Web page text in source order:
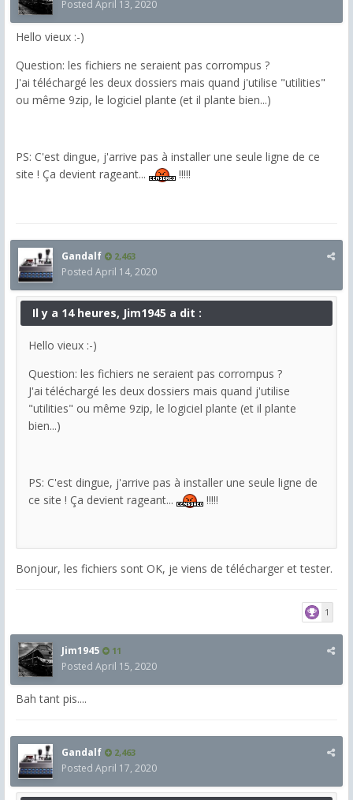
Posted April 13, 2020
Hello vieux :-)
Question: les fichiers ne seraient pas corrompus ?
J'ai téléchargé les deux dossiers mais quand j'utilise "utilities"
ou même 9zip, le logiciel plante (et il plante bien...)
PS: C'est dingue, j'arrive pas à installer une seule ligne de ce
site ! Ça devient rageant...
!!!!!
Gandalf 2,463
Posted April 14, 2020
Il y a 14 heures, Jim1945 a dit :
Hello vieux :-)
Question: les fichiers ne seraient pas corrompus ?
J'ai téléchargé les deux dossiers mais quand j'utilise
"utilities" ou même 9zip, le logiciel plante (et il plante
bien...)
PS: C'est dingue, j'arrive pas à installer une seule ligne de
ce site ! Ça devient rageant...
!!!!!
Bonjour, les fichiers sont OK, je viens de télécharger et tester.
1
Jim1945 11
Posted April 15, 2020
Bah tant pis....
Gandalf 2,463
Posted April 17, 2020